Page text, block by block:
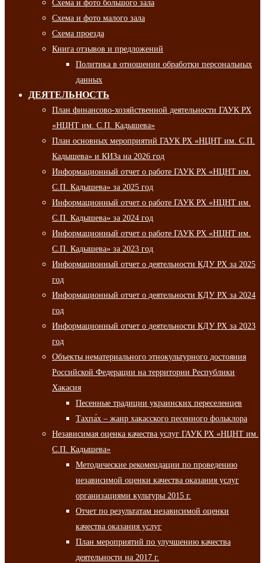
Схема и фото большого зала
Схема и фото малого зала
Схема проезда
Книга отзывов и предложений
Политика в отношении обработки персональных
данных
ДЕЯТЕЛЬНОСТЬ
План финансово-хозяйственной деятельности ГАУК РХ
«НЦНТ им. С.П. Кадышева»
План основных мероприятий ГАУК РХ «НЦНТ им. С.П.
Кадышева» и КИЗа на 2026 год
Информационный отчет о работе ГАУК РХ «НЦНТ им.
С.П. Кадышева» за 2025 год
Информационный отчет о работе ГАУК РХ «НЦНТ им.
С.П. Кадышева» за 2024 год
Информационный отчет о работе ГАУК РХ «НЦНТ им.
С.П. Кадышева» за 2023 год
Информационный отчет о деятельности КДУ РХ за 2025
год
Информационный отчет о деятельности КДУ РХ за 2024
год
Информационный отчет о деятельности КДУ РХ за 2023
год
Объекты нематериального этнокультурного достояния
Российской Федерации на территории Республики
Хакасия
Песенные традиции украинских переселенцев
Тахпа́х – жанр хакасского песенного фольклора
Независимая оценка качества услуг ГАУК РХ «НЦНТ им.
С.П. Кадышева»
Методические рекомендации по проведению
независимой оценки качества оказания услуг
организациями культуры 2015 г.
Отчет по результатам независимой оценки
качества оказания услуг
План мероприятий по улучшению качества
деятельности на 2017 г.